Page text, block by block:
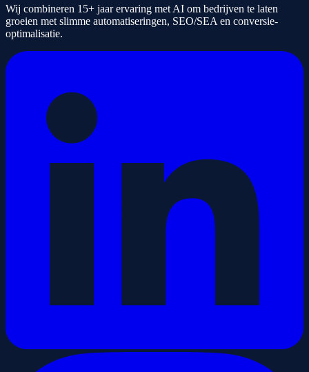
Wij combineren 15+ jaar ervaring met AI om bedrijven te laten
groeien met slimme automatiseringen, SEO/SEA en conversie-
optimalisatie.